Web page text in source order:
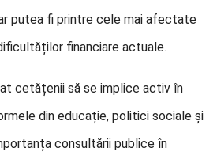
putea fi printre cele mai afectate
financiare actuale.
cetățenii să se implice activ în
din educație, politici sociale și
consultării publice în